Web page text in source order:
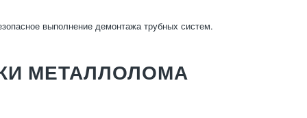
выполнение демонтажа трубных систем.
МЕТАЛЛОЛОМА